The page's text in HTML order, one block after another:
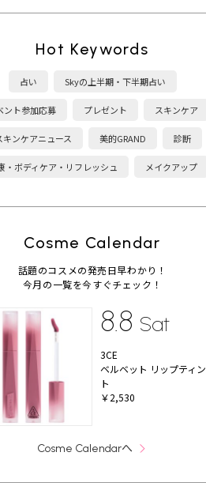
Hot Keywords
占い Skyの上半期・下半期占い
ント参加応募 プレゼント スキンケア
キンケアニュース 美的GRAND 診断
・ボディケア・リフレッシュ メイクアップ
Cosme Calendar
話題のコスメの発売日早わかり！
今月の一覧を今すぐチェック！
8.8 Sat
3CE
ベルベット リップティン
ト
￥2,530
Cosme Calendarへ